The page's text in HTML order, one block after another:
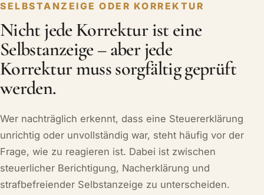
SELBSTANZEIGE ODER KORREKTUR
Nicht jede Korrektur ist eine
Selbstanzeige – aber jede
Korrektur muss sorgfältig geprüft
werden.
Wer nachträglich erkennt, dass eine Steuererklärung
unrichtig oder unvollständig war, steht häufig vor der
Frage, wie zu reagieren ist. Dabei ist zwischen
steuerlicher Berichtigung, Nacherklärung und
strafbefreiender Selbstanzeige zu unterscheiden.